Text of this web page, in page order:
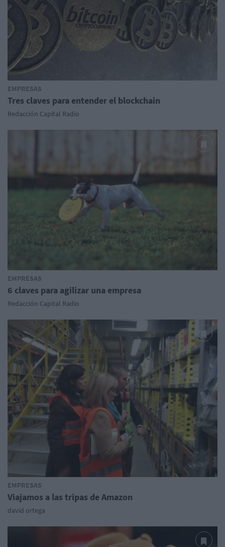
EMPRESAS
Tres claves para entender el blockchain
Redacción Capital Radio
EMPRESAS
6 claves para agilizar una empresa
Redacción Capital Radio
EMPRESAS
Viajamos a las tripas de Amazon
david ortega